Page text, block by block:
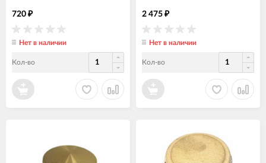
720 ₽
Нет в наличии
Кол-во
2 475 ₽
Нет в наличии
Кол-во